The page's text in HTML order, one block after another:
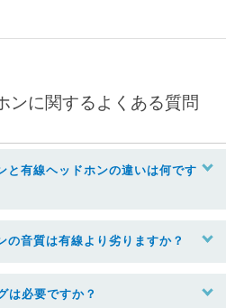
ンに関するよくある質問
有線ヘッドホンの違いは何です
音質は有線より劣りますか？
は必要ですか？